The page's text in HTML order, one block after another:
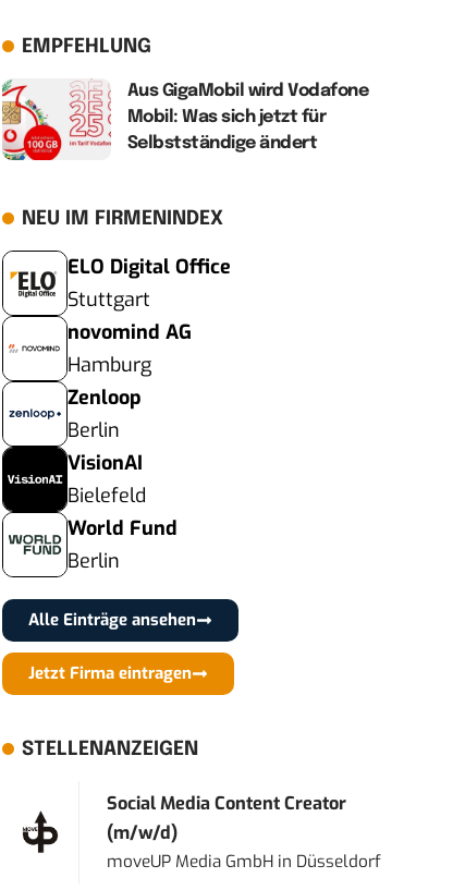
EMPFEHLUNG
Aus GigaMobil wird Vodafone
Mobil: Was sich jetzt für
Selbstständige ändert
NEU IM FIRMENINDEX
ELO Digital Office
Stuttgart
novomind AG
Hamburg
Zenloop
Berlin
VisionAI
Bielefeld
World Fund
Berlin
Alle Einträge ansehen
Jetzt Firma eintragen
STELLENANZEIGEN
Social Media Content Creator
(m/w/d)
moveUP Media GmbH in Düsseldorf